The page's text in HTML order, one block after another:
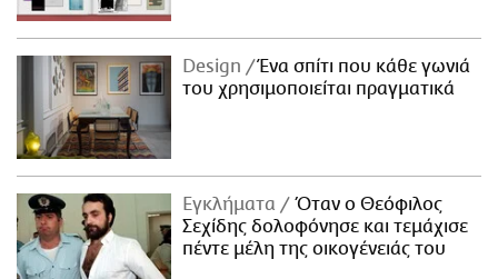
Design
Ένα σπίτι που κάθε γωνιά
του χρησιμοποιείται πραγματικά
Εγκλήματα
Όταν ο Θεόφιλος
Σεχίδης δολοφόνησε και τεμάχισε
πέντε μέλη της οικογένειάς του